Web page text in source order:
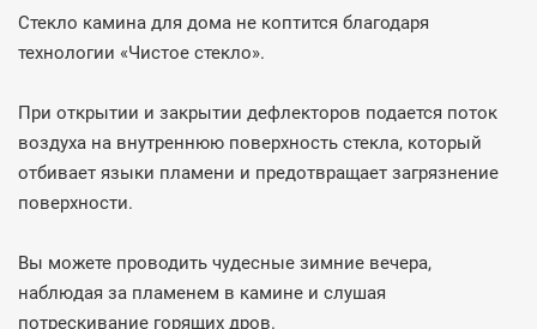
Стекло камина для дома не коптится благодаря
технологии «Чистое стекло».
При открытии и закрытии дефлекторов подается поток
воздуха на внутреннюю поверхность стекла, который
отбивает языки пламени и предотвращает загрязнение
поверхности.
Вы можете проводить чудесные зимние вечера,
наблюдая за пламенем в камине и слушая
потрескивание горящих дров.